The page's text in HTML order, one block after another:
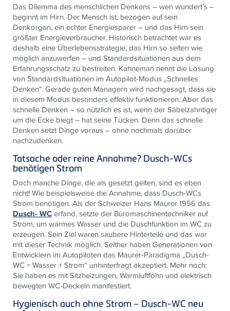
Das Dilemma des menschlichen Denkens – wen wundert’s –
beginnt im Hirn. Der Mensch ist, bezogen auf sein
Denkorgan, ein echter Energiesparer – und das Hirn sein
größter Energieverbraucher. Historisch betrachtet war es
deshalb eine Überlebensstrategie, das Hirn so selten wie
möglich anzuwerfen – und Standardsituationen aus dem
Erfahrungsschatz zu bestreiten. Kahneman nennt die Lösung
von Standardsituationen im Autopilot-Modus „Schnelles
Denken“. Gerade guten Managern wird nachgesagt, dass sie
in diesem Modus besonders effektiv funktionieren. Aber das
schnelle Denken – so nützlich es ist, wenn der Säbelzahntiger
um die Ecke biegt – hat seine Tücken. Denn das schnelle
Denken setzt Dinge voraus – ohne nochmals darüber
nachzudenken.
Tatsache oder reine Annahme? Dusch-WCs
benötigen Strom
Doch manche Dinge, die als gesetzt gelten, sind es eben
nicht! Wie beispielsweise die Annahme, dass Dusch-WCs
Strom benötigen. Als der Schweizer Hans Maurer 1956 das
Dusch- WCerfand, setzte der Büromaschinentechniker auf
Strom, um warmes Wasser und die Duschfunktion im WC zu
erzeugen. Sein Ziel waren saubere Hinterteile und das war
mit dieser Technik möglich. Seither haben Generationen von
Entwicklern im Autopiloten das Maurer-Paradigma „Dusch-
WC = Wasser + Strom“ unhinterfragt akzeptiert. Mehr noch:
Sie haben es mit Sitzheizungen, Warmluftföhn und elektrisch
bewegten WC-Deckeln manifestiert.
Hygienisch auch ohne Strom – Dusch-WC neu